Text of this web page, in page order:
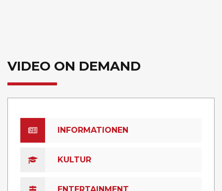
VIDEO ON DEMAND
INFORMATIONEN
KULTUR